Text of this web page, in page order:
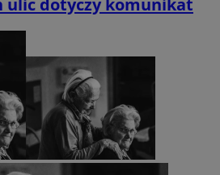
ulic dotyczy komunikat